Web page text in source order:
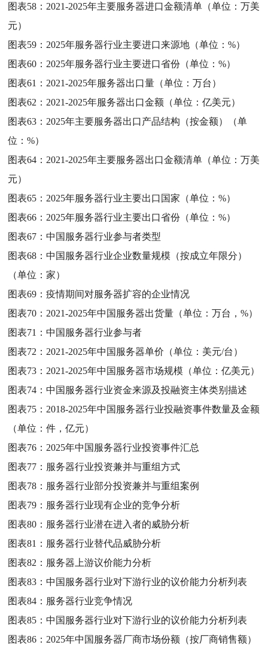
图表58： 2021-2025年主要服务器进口金额清单（单位：万美
元）
图表59： 2025年服务器行业主要进口来源地（单位：%）
图表60： 2025年服务器行业主要进口省份（单位：%）
图表61： 2021-2025年服务器出口量（单位：万台）
图表62： 2021-2025年服务器出口金额（单位：亿美元）
图表63： 2025年主要服务器出口产品结构（按金额）（单
位：%）
图表64： 2021-2025年主要服务器出口金额清单（单位：万美
元）
图表65： 2025年服务器行业主要出口国家（单位：%）
图表66： 2025年服务器行业主要出口省份（单位：%）
图表67：中国服务器行业参与者类型
图表68：中国服务器行业企业数量规模（按成立年限分）
（单位：家）
图表69：疫情期间对服务器扩容的企业情况
图表70： 2021-2025年中国服务器出货量（单位：万台，%）
图表71：中国服务器行业参与者
图表72： 2021-2025年中国服务器单价（单位：美元/台）
图表73： 2021-2025年中国服务器市场规模（单位：亿美元）
图表74：中国服务器行业资金来源及投融资主体类别描述
图表75： 2018-2025年中国服务器行业投融资事件数量及金额
（单位：件，亿元）
图表76： 2025年中国服务器行业投资事件汇总
图表77： 服务器行业投资兼并与重组方式
图表78： 服务器行业部分投资兼并与重组案例
图表79： 服务器行业现有企业的竞争分析
图表80： 服务器行业潜在进入者的威胁分析
图表81： 服务器行业替代品威胁分析
图表82： 服务器上游议价能力分析
图表83：中国服务器行业对下游行业的议价能力分析列表
图表84： 服务器行业竞争情况
图表85：中国服务器行业对下游行业的议价能力分析列表
图表86： 2025年中国服务器厂商市场份额（按厂商销售额）